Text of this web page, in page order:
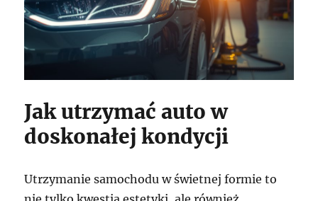
Jak utrzymać auto w
doskonałej kondycji
Utrzymanie samochodu w świetnej formie to